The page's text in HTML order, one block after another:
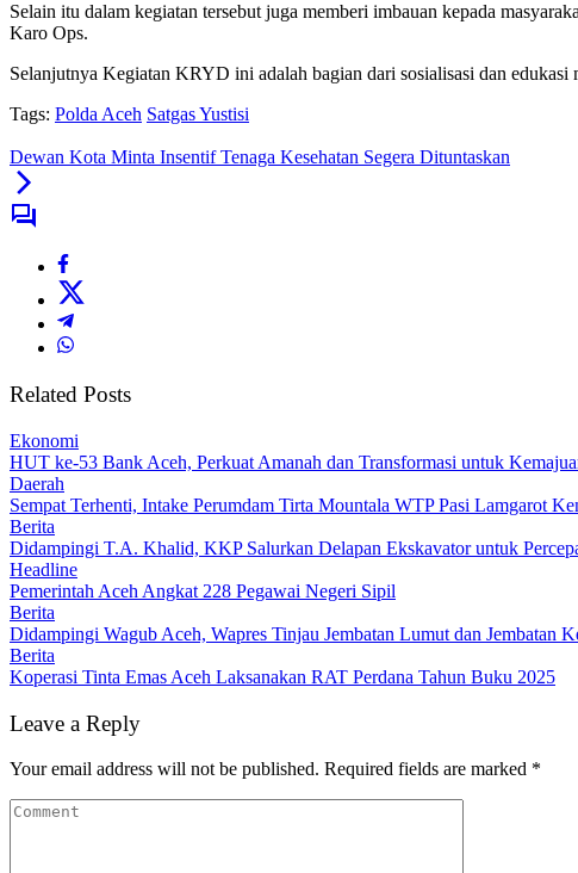
Selain itu dalam kegiatan tersebut juga memberi imbauan kepada
Karo Ops.
Selanjutnya Kegiatan KRYD ini adalah bagian dari sosialisasi dan
Tags: Polda Aceh Satgas Yustisi
Dewan Kota Minta Insentif Tenaga Kesehatan Segera Dituntaskan
Related Posts
Ekonomi
HUT ke-53 Bank Aceh, Perkuat Amanah dan Transformasi untuk
Daerah
Sempat Terhenti, Intake Perumdam Tirta Mountala WTP Pasi Lamgarot
Berita
Didampingi T.A. Khalid, KKP Salurkan Delapan Ekskavator untuk
Headline
Pemerintah Aceh Angkat 228 Pegawai Negeri Sipil
Berita
Didampingi Wagub Aceh, Wapres Tinjau Jembatan Lumut dan Jembatan
Berita
Koperasi Tinta Emas Aceh Laksanakan RAT Perdana Tahun Buku 2025
Leave a Reply
Your email address will not be published. Required fields are marked *